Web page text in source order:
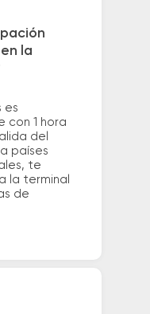
la
es
con 1 hora
del
países
te
la terminal
de